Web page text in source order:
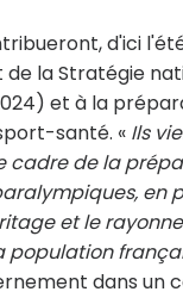
d'ici
de la Stratégie
et à la
santé. « Ils
cadre de la
en
et le
population
dans un